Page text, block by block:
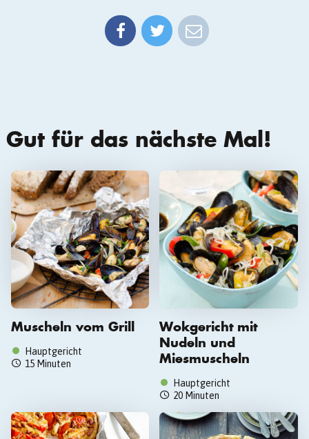
Gut für das nächste Mal!
Muscheln vom Grill
Hauptgericht
15 Minuten
Wokgericht mit
Nudeln und
Miesmuscheln
Hauptgericht
20 Minuten